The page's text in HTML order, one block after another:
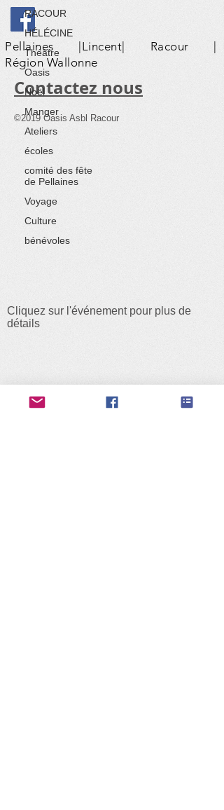
RACOUR
HÉLÉCINE
Théâtre
Oasis
Noël
Manger
Ateliers
écoles
comité des fête
de Pellaines
Voyage
Culture
bénévoles
Pellaines |Lincent| Racour |
Région Wallonne
​Contactez nous
©2019 Oasis Asbl Racour
Cliquez sur l'événement pour plus de
détails